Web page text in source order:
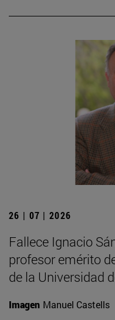
26 | 07 | 2026
Fallece Ignacio
profesor emérito
de la Universidad
Imagen Manuel Castells